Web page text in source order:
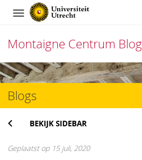
Navigation
Montaigne Centrum Blog
Direct
naar
inhoud
Blogs
BEKIJK SIDEBAR
Geplaatst op 15 juli, 2020